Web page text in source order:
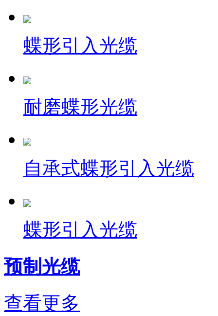
蝶形引入光缆
耐磨蝶形光缆
自承式蝶形引入光缆
蝶形引入光缆
预制光缆
查看更多